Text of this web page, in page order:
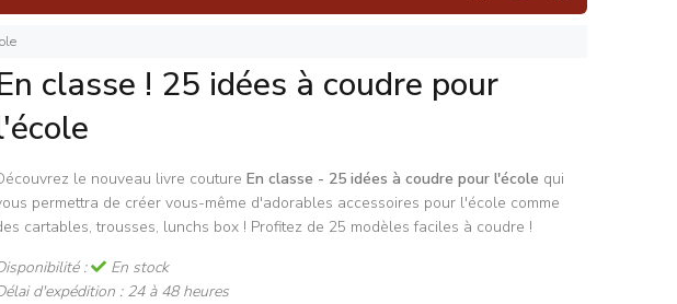
classe ! 25 idées à coudre pour
le nouveau livre couture En classe - 25 idées à coudre pour l'école qui
permettra de créer vous-même d'adorables accessoires pour l'école comme
cartables, trousses, lunchs box ! Profitez de 25 modèles faciles à coudre !
:
En stock
d'expédition : 24 à 48 heures